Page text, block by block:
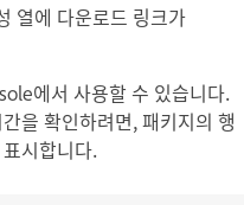
열에 다운로드 링크가
에서 사용할 수 있습니다.
을 확인하려면, 패키지의 행
시합니다.